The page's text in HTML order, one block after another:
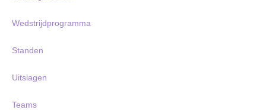
Wedstrijdprogramma
Standen
Uitslagen
Teams